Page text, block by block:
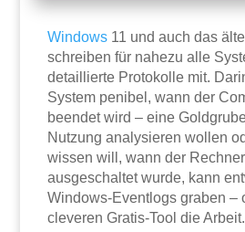
Windows 11 und auch das
schreiben für nahezu alle
detaillierte Protokolle mit.
System penibel, wann der
beendet wird – eine
Nutzung analysieren wollen
wissen will, wann der
ausgeschaltet wurde, kann
Windows-Eventlogs graben –
cleveren Gratis-Tool die Arbeit.